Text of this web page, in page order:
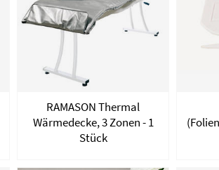
RAMASON Thermal
Wärmedecke, 3 Zonen - 1
Stück